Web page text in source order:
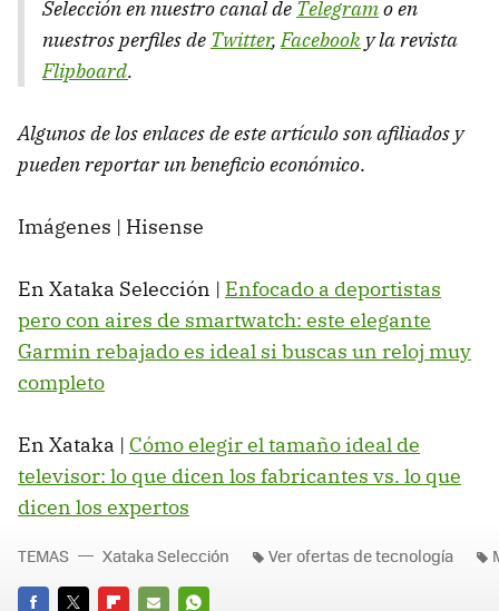
Selección en nuestro canal de Telegramo en
nuestros perfiles de Twitter,Facebook y la revista
Flipboard.
Algunos de los enlaces de este artículo son afiliados y
pueden reportar un beneficio económico.
Imágenes | Hisense
En Xataka Selección | Enfocado a deportistas
pero con aires de smartwatch: este elegante
Garmin rebajado es ideal si buscas un reloj muy
completo
En Xataka | Cómo elegir el tamaño ideal de
televisor: lo que dicen los fabricantes vs. lo que
dicen los expertos
TEMAS Xataka Selección Ver ofertas de tecnología